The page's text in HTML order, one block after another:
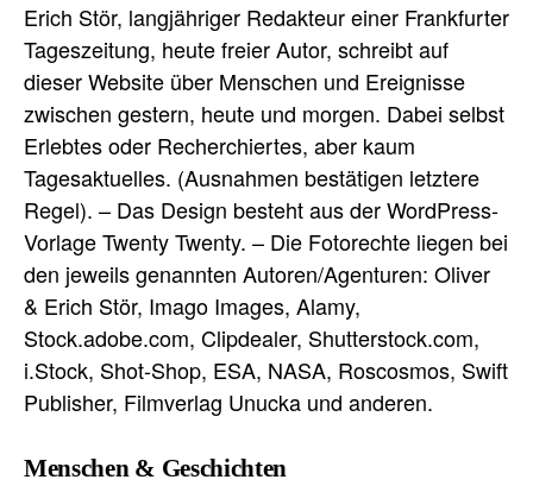
Erich Stör, langjähriger Redakteur einer Frankfurter
Tageszeitung, heute freier Autor, schreibt auf
dieser Website über Menschen und Ereignisse
zwischen gestern, heute und morgen. Dabei selbst
Erlebtes oder Recherchiertes, aber kaum
Tagesaktuelles. (Ausnahmen bestätigen letztere
Regel). – Das Design besteht aus der WordPress-
Vorlage Twenty Twenty. – Die Fotorechte liegen bei
den jeweils genannten Autoren/Agenturen: Oliver
& Erich Stör, Imago Images, Alamy,
Stock.adobe.com, Clipdealer, Shutterstock.com,
i.Stock, Shot-Shop, ESA, NASA, Roscosmos, Swift
Publisher, Filmverlag Unucka und anderen.
Menschen & Geschichten